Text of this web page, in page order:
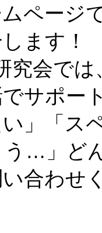
ページ
ます！
究会で
サポー
い」「
…」ど
合わせ